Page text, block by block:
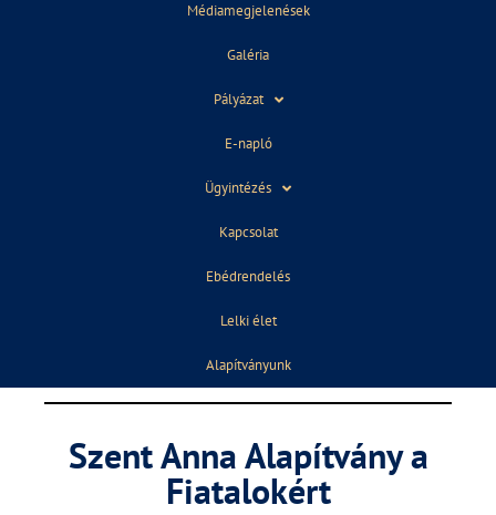
Médiamegjelenések
Galéria
Pályázat
E-napló
Ügyintézés
Kapcsolat
Ebédrendelés
Lelki élet
Alapítványunk
Támogassa iskolánkat
személyi jövedelemadója
1%-ával!
Szent Anna Alapítvány a
Fiatalokért